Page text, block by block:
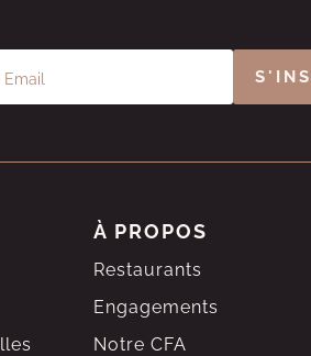
À PROPOS
Restaurants
Engagements
Notre CFA